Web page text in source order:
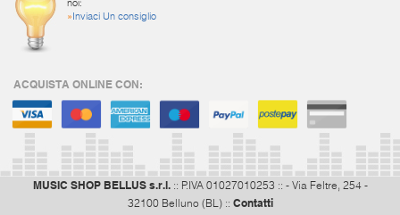
noi:
» Inviaci Un consiglio
ACQUISTA ONLINE CON:
MUSIC SHOP BELLUS s.r.l.:: P.IVA 01027010253 :: - Via Feltre, 254 -
32100 Belluno (BL) :: Contatti